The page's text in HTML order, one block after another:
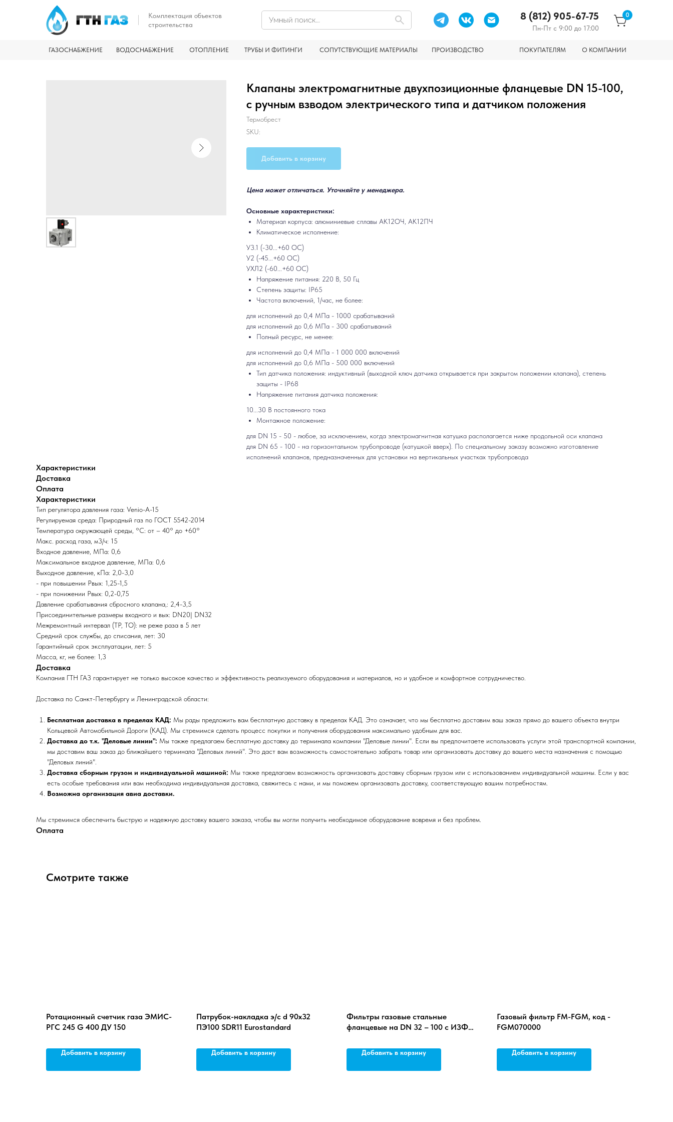
ГАЗОСНАБЖЕНИЕ
Комплектация объектов
строительства
ВОДОСНАБЖЕНИЕ ТРУБЫ И ФИТИНГИ
ОТОПЛЕНИЕ ПОКУПАТЕЛЯМ О КОМПАНИИ
8 (812) 905-67-75
Пн-Пт с 9:00 до 17:00
СОПУТСТВУЮЩИЕ МАТЕРИАЛЫ
0
ПРОИЗВОДСТВО
Клапаны электромагнитные двухпозиционные фланцевые DN 15-100,
с ручным взводом электрического типа и датчиком положения
Термобрест
SKU:
Добавить в корзину
Цена может отличаться. Уточняйте у менеджера.
Основные характеристики:
Материал корпуса: алюминиевые сплавы АК12ОЧ, АК12ПЧ
Климатическое исполнение:
У3.1 (-30...+60 ОС)
У2 (-45...+60 ОС)
УХЛ2 (-60...+60 ОС)
Напряжение питания: 220 В, 50 Гц
Степень защиты: IP65
Частота включений, 1/час, не более:
для исполнений до 0,4 МПа - 1000 срабатываний
для исполнений до 0,6 МПа - 300 срабатываний
Полный ресурс, не менее:
для исполнений до 0,4 МПа - 1 000 000 включений
для исполнений до 0,6 МПа - 500 000 включений
Тип датчика положения: индуктивный (выходной ключ датчика открывается при закрытом положении клапана), степень
защиты - IP68
Напряжение питания датчика положения:
10...30 В постоянного тока
Монтажное положение:
для DN 15 - 50 - любое, за исключением, когда электромагнитная катушка располагается ниже продольной оси клапана
для DN 65 - 100 - на горизонтальном трубопроводе (катушкой вверх). По специальному заказу возможно изготовление
исполнений клапанов, предназначенных для установки на вертикальных участках трубопровода
Характеристики
Доставка
Оплата
Характеристики
Тип регулятора давления газа: Venio-A-15
Регулируемая среда: Природный газ по ГОСТ 5542-2014
Температура окружающей среды, °C: от – 40° до +60°
Макс. расход газа, м3/ч: 15
Входное давление, МПа: 0,6
Максимальное входное давление, МПа: 0,6
Выходное давление, кПа: 2,0-3,0
- при повышении Рвых: 1,25-1,5
- при понижении Рвых: 0,2-0,75
Давление срабатывания сбросного клапана,: 2,4-3,5
Присоединительные размеры входного и вых: DN20| DN32
Межремонтный интервал (ТР, ТО): не реже раза в 5 лет
Средний срок службы, до списания, лет: 30
Гарантийный срок эксплуатации, лет: 5
Масса, кг, не более: 1,3
Доставка
Компания ГТН ГАЗ гарантирует не только высокое качество и эффективность реализуемого оборудования и материалов, но и удобное и комфортное сотрудничество.
Доставка по Санкт-Петербургу и Ленинградской области:
Бесплатная доставка в пределах КАД: Мы рады предложить вам бесплатную доставку в пределах КАД. Это означает, что мы бесплатно доставим ваш заказ прямо до вашего объекта внутри
Кольцевой Автомобильной Дороги (КАД). Мы стремимся сделать процесс покупки и получения оборудования максимально удобным для вас.
Доставка до т.к. "Деловые линии": Мы также предлагаем бесплатную доставку до терминала компании "Деловые линии". Если вы предпочитаете использовать услуги этой транспортной компании,
мы доставим ваш заказ до ближайшего терминала "Деловых линий". Это даст вам возможность самостоятельно забрать товар или организовать доставку до вашего места назначения с помощью
"Деловых линий".
Доставка сборным грузом и индивидуальной машиной: Мы также предлагаем возможность организовать доставку сборным грузом или с использованием индивидуальной машины. Если у вас
есть особые требования или вам необходима индивидуальная доставка, свяжитесь с нами, и мы поможем организовать доставку, соответствующую вашим потребностям.
Возможна организация авиа доставки.
Мы стремимся обеспечить быструю и надежную доставку вашего заказа, чтобы вы могли получить необходимое оборудование вовремя и без проблем.
Оплата
Смотрите также
Ротационный счетчик газа ЭМИС-
РГС 245 G 400 ДУ 150
Добавить в корзину
Патрубок-накладка э/с d 90х32
ПЭ100 SDR11 Eurostandard
Добавить в корзину
Фильтры газовые стальные
фланцевые на DN 32 – 100 с ИЗФ
Добавить в корзину
Газовый фильтр FM-FGM, код -
FGM070000
Добавить в корзину